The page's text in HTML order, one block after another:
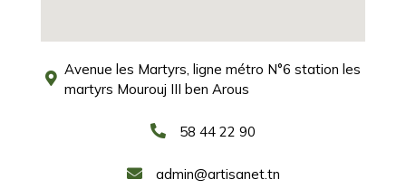
Avenue les Martyrs, ligne métro N°6 station les
martyrs Mourouj III ben Arous
58 44 22 90
admin@artisanet.tn